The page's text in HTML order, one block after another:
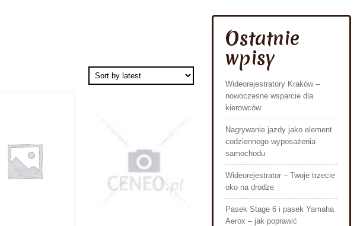
Ostatnie
wpisy
Wideorejestratory Kraków –
nowoczesne wsparcie dla
kierowców
Nagrywanie jazdy jako element
codziennego wyposażenia
samochodu
Wideorejestrator – Twoje trzecie
oko na drodze
Pasek Stage 6 i pasek Yamaha
Aerox – jak poprawić